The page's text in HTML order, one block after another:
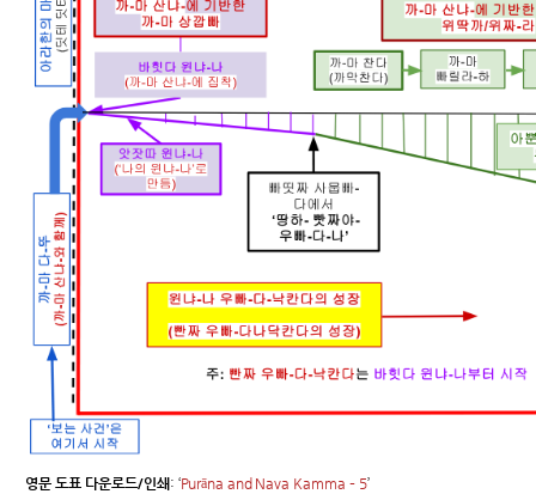
영문 도표 다운로드/인쇄 : ‘Purāna and Nava Kamma – 5’